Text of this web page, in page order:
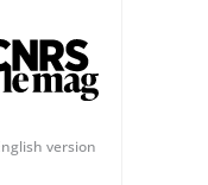
version